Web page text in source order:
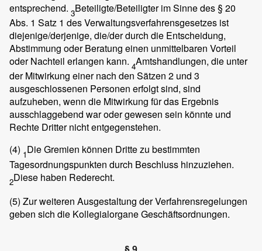
entsprechend. 3Beteiligte/Beteiligter im Sinne des § 20
Abs. 1 Satz 1 des Verwaltungsverfahrensgesetzes ist
diejenige/derjenige, die/der durch die Entscheidung,
Abstimmung oder Beratung einen unmittelbaren Vorteil
oder Nachteil erlangen kann. 4Amtshandlungen, die unter
der Mitwirkung einer nach den Sätzen 2 und 3
ausgeschlossenen Personen erfolgt sind, sind
aufzuheben, wenn die Mitwirkung für das Ergebnis
ausschlaggebend war oder gewesen sein könnte und
Rechte Dritter nicht entgegenstehen.
(4) 1Die Gremien können Dritte zu bestimmten
Tagesordnungspunkten durch Beschluss hinzuziehen.
2Diese haben Rederecht.
(5) Zur weiteren Ausgestaltung der Verfahrensregelungen
geben sich die Kollegialorgane Geschäftsordnungen.